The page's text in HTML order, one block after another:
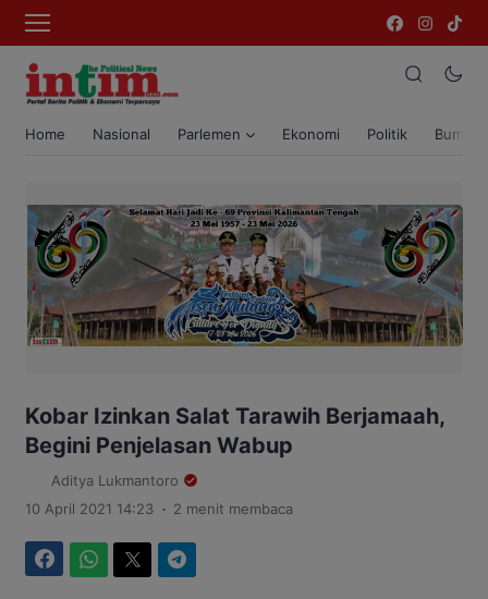
Home Nasional Parlemen Ekonomi Politik Bumi
Kobar Izinkan Salat Tarawih Berjamaah,
Begini Penjelasan Wabup
Aditya Lukmantoro
10 April 2021 14:23 . 2 menit membaca